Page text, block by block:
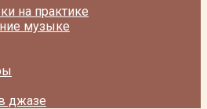
на практике
музыке
джазе